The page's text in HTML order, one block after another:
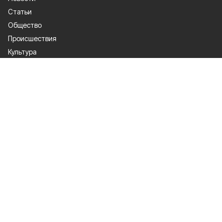
Статьи
Общество
Происшествия
Культура